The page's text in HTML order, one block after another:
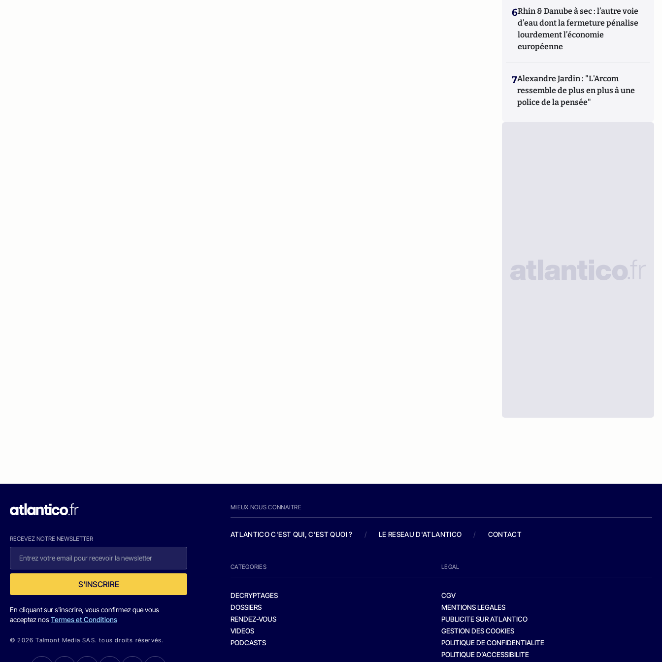
6Rhin & Danube à sec : l’autre voie
d’eau dont la fermeture pénalise
lourdement l’économie
européenne
7Alexandre Jardin : "L'Arcom
ressemble de plus en plus à une
police de la pensée"
RECEVEZ NOTRE NEWSLETTER
S'INSCRIRE
En cliquant sur s'inscrire, vous confirmez que vous
acceptez nosTermes et Conditions
© 2026 Talmont Media SAS. tous droits réservés.
MIEUX NOUS CONNAITRE
ATLANTICO C'EST QUI, C'EST QUOI ? / LE RESEAU D'ATLANTICO / CONTACT
CATEGORIES
DECRYPTAGES
DOSSIERS
RENDEZ-VOUS
VIDEOS
PODCASTS
LEGAL
CGV
MENTIONS LEGALES
PUBLICITE SUR ATLANTICO
GESTION DES COOKIES
POLITIQUE DE CONFIDENTIALITE
POLITIQUE D’ACCESSIBILITE